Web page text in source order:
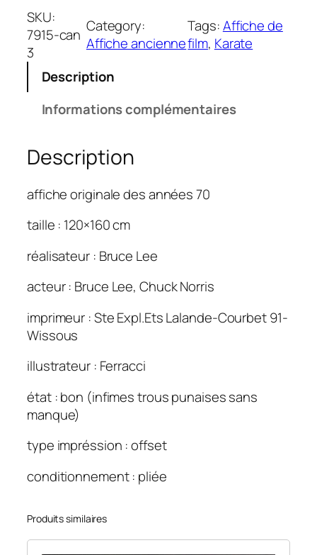
a
n
t
i
F
u
r
e
u
d
d
r
a
o
(
L
)
1
×
1
SKU:
7915-can
3
Category:
Affiche ancienne
Tags:Affiche de
film, Karate
Description
Informations complémentaires
Description
affiche originale des années 70
taille : 120×160 cm
réalisateur : Bruce Lee
acteur : Bruce Lee, Chuck Norris
imprimeur : Ste Expl.Ets Lalande-Courbet 91-
Wissous
illustrateur : Ferracci
état : bon (infimes trous punaises sans
manque)
type impréssion : offset
conditionnement : pliée
Produits similaires